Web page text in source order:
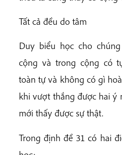
Tất cả đều do tâm
Duy biểu học cho
cộng và trong cộng có
toàn tự và không có gì
khi vượt thắng được hai ý
mới thấy được sự thật.
Trong định đề 31 có hai